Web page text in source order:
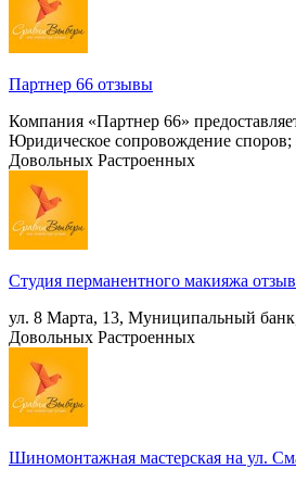
Партнер 66 отзывы
Компания «Партнер 66»
Юридическое сопровождение споров;
Довольных Растроенных
Студия перманентного макияжа
ул. 8 Марта, 13, Муниципальный банк,
Довольных Растроенных
Шиномонтажная мастерская на ул.